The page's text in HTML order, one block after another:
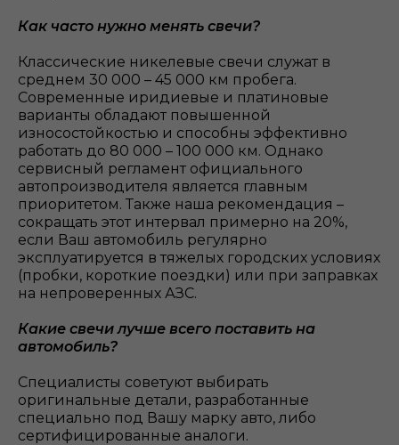
Как часто нужно менять свечи?
Классические никелевые свечи служат в
среднем 30 000 – 45 000 км пробега.
Современные иридиевые и платиновые
варианты обладают повышенной
износостойкостью и способны эффективно
работать до 80 000 – 100 000 км. Однако
сервисный регламент официального
автопроизводителя является главным
приоритетом. Также наша рекомендация –
сокращать этот интервал примерно на 20%,
если Ваш автомобиль регулярно
эксплуатируется в тяжелых городских условиях
(пробки, короткие поездки) или при заправках
на непроверенных АЗС.
Какие свечи лучше всего поставить на
автомобиль?
Специалисты советуют выбирать
оригинальные детали, разработанные
специально под Вашу марку авто, либо
сертифицированные аналоги.